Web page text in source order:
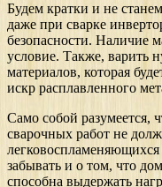
Будем кратки и не
даже при сварке
безопасности. Наличие
условие. Также, варить
материалов, которая
искр расплавленного
Само собой разумеется,
сварочных работ не
забывать и о том, что
способна выдержать